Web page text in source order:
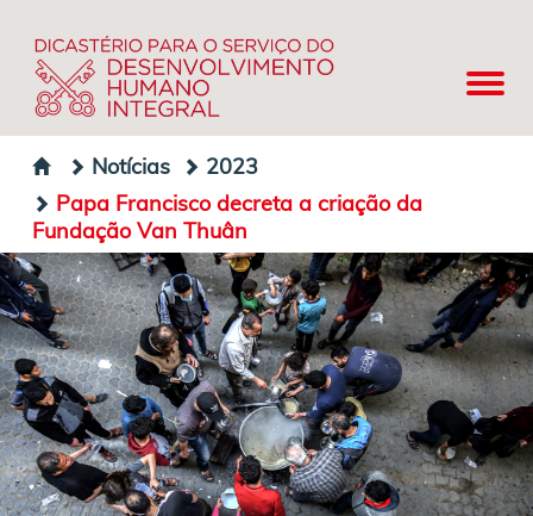
Notícias
2023
Papa Francisco decreta a criação da
Fundação Van Thuân